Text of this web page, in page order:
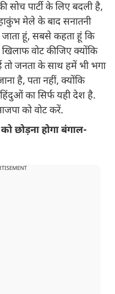
पार्टी के लिए बदली है,
मेले के बाद सनातनी
हूं, सबसे कहता हूं कि
वोट कीजिए क्योंकि
तो जनता के साथ हमें भी भगा
है, पता नहीं, क्योंकि
का सिर्फ यही देश है.
को वोट करें.
छोड़ना होगा बंगाल-